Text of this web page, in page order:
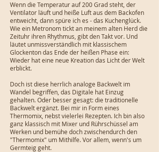
Wenn die Temperatur auf 200 Grad steht, der
Ventilator läuft und heiße Luft aus dem Backofen
entweicht, dann spüre ich es - das Kuchenglück.
Wie ein Metronom tickt an meinem alten Herd die
Zeituhr ihren Rhythmus, gibt den Takt vor. Und
läutet unmissverständlich mit klassischem
Glockenton das Ende der heißen Phase ein:
Wieder hat eine neue Kreation das Licht der Welt
erblickt.
Doch ist diese herrlich analoge Backwelt im
Wandel begriffen, das Digitale hat Einzug
gehalten. Oder besser gesagt: die traditionelle
Backwelt ergänzt. Bei mir in Form eines
Thermomix, nebst vielerlei Rezepten. Ich bin also
ganz klassisch mit Mixer und Rührschüssel am
Werken und bemühe doch zwischendurch den
"Thermomix" um Mithilfe. Vor allem, wenn's um
Germteig geht.